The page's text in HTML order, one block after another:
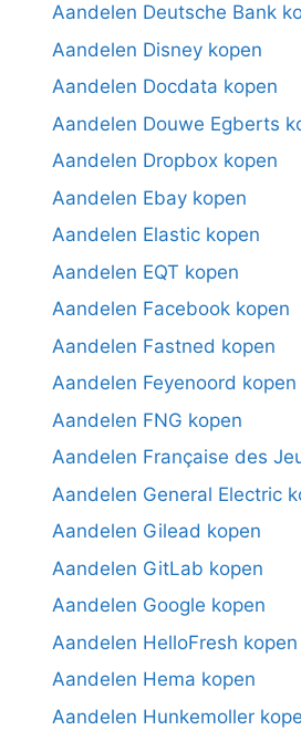
Aandelen Deutsche Bank
Aandelen Disney kopen
Aandelen Docdata kopen
Aandelen Douwe Egberts
Aandelen Dropbox kopen
Aandelen Ebay kopen
Aandelen Elastic kopen
Aandelen EQT kopen
Aandelen Facebook kopen
Aandelen Fastned kopen
Aandelen Feyenoord kopen
Aandelen FNG kopen
Aandelen Française des
Aandelen General Electric
Aandelen Gilead kopen
Aandelen GitLab kopen
Aandelen Google kopen
Aandelen HelloFresh kopen
Aandelen Hema kopen
Aandelen Hunkemoller